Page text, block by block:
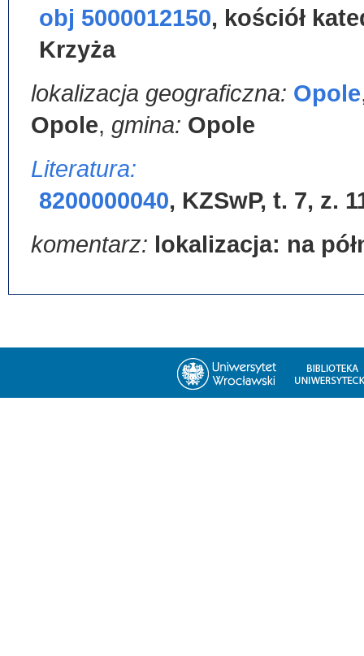
obj 5000012150, kościół
Krzyża
lokalizacja geograficzna: Opole
Opole, gmina: Opole
Literatura:
8200000040, KZSwP, t. 7, z.
komentarz: lokalizacja: na